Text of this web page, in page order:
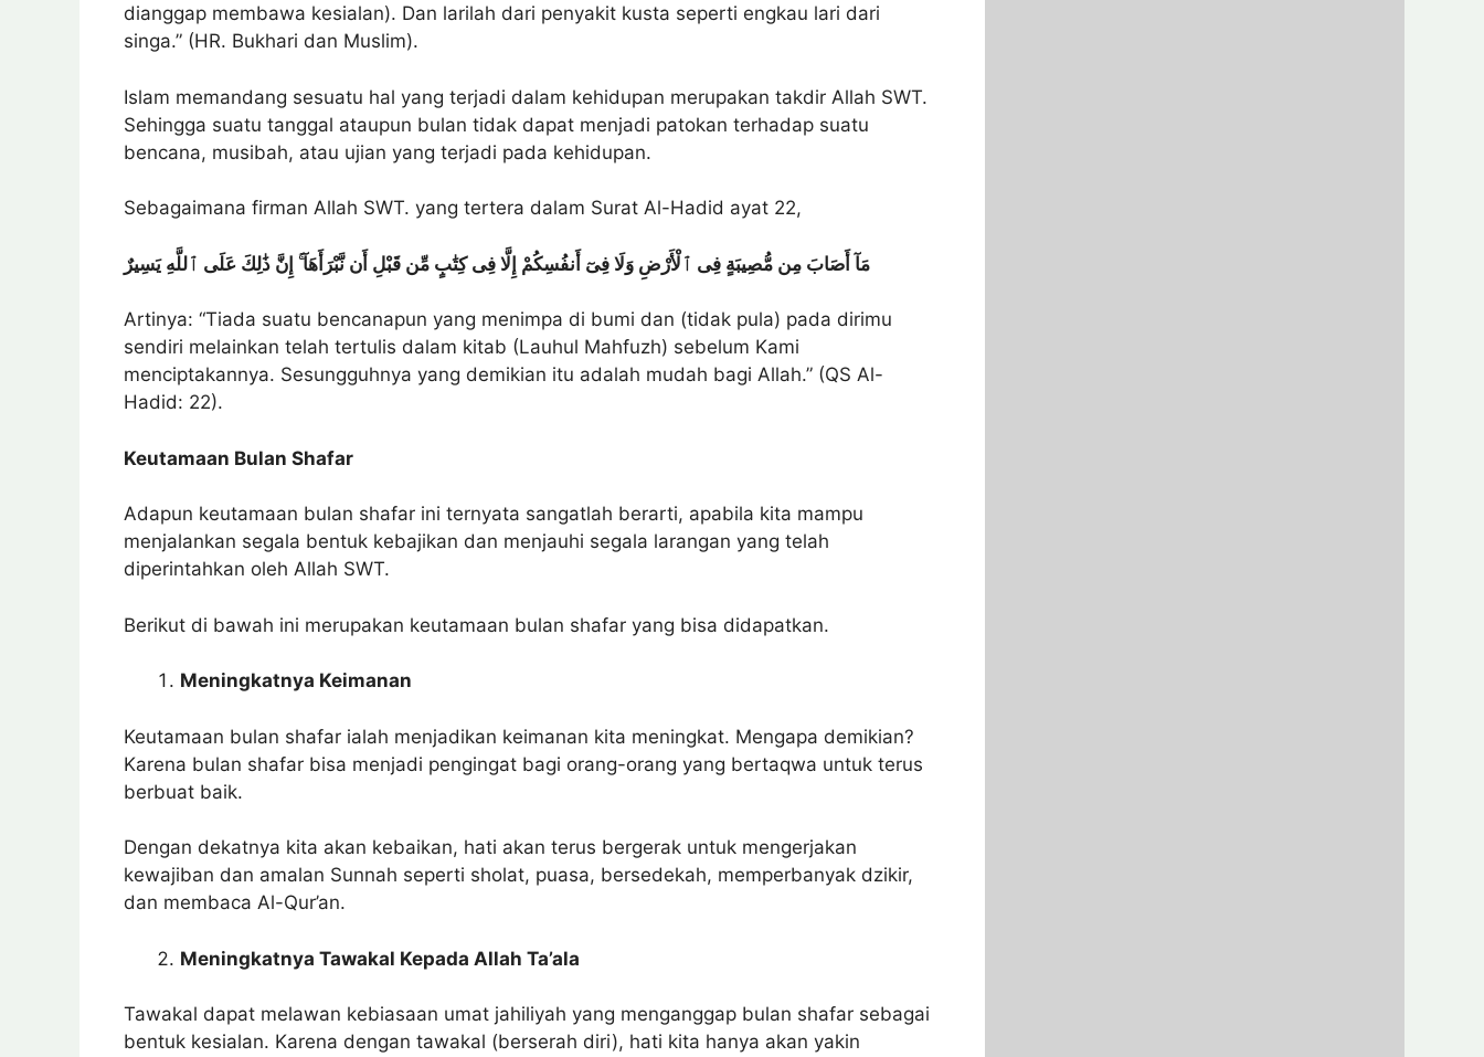
dianggap membawa kesialan). Dan larilah dari penyakit kusta seperti engkau lari dari
singa.” (HR. Bukhari dan Muslim).
Islam memandang sesuatu hal yang terjadi dalam kehidupan merupakan takdir Allah SWT.
Sehingga suatu tanggal ataupun bulan tidak dapat menjadi patokan terhadap suatu
bencana, musibah, atau ujian yang terjadi pada kehidupan.
Sebagaimana firman Allah SWT. yang tertera dalam Surat Al-Hadid ayat 22,
مَآ أَصَابَ مِن مُّصِيبَةٍ فِى ٱلْأَرْضِ وَلَا فِىٓ أَنفُسِكُمْ إِلَّا فِى كِتَٰبٍ مِّن قَبْلِ أَن نَّبْرَأَهَآ ۚ إِنَّ ذَٰلِكَ عَلَى ٱللَّهِ يَسِيرٌ
Artinya: “Tiada suatu bencanapun yang menimpa di bumi dan (tidak pula) pada dirimu
sendiri melainkan telah tertulis dalam kitab (Lauhul Mahfuzh) sebelum Kami
menciptakannya. Sesungguhnya yang demikian itu adalah mudah bagi Allah.” (QS Al-
Hadid: 22).
Keutamaan Bulan Shafar
Adapun keutamaan bulan shafar ini ternyata sangatlah berarti, apabila kita mampu
menjalankan segala bentuk kebajikan dan menjauhi segala larangan yang telah
diperintahkan oleh Allah SWT.
Berikut di bawah ini merupakan keutamaan bulan shafar yang bisa didapatkan.
Meningkatnya Keimanan
Keutamaan bulan shafar ialah menjadikan keimanan kita meningkat. Mengapa demikian?
Karena bulan shafar bisa menjadi pengingat bagi orang-orang yang bertaqwa untuk terus
berbuat baik.
Dengan dekatnya kita akan kebaikan, hati akan terus bergerak untuk mengerjakan
kewajiban dan amalan Sunnah seperti sholat, puasa, bersedekah, memperbanyak dzikir,
dan membaca Al-Qur’an.
Meningkatnya Tawakal Kepada Allah Ta’ala
Tawakal dapat melawan kebiasaan umat jahiliyah yang menganggap bulan shafar sebagai
bentuk kesialan. Karena dengan tawakal (berserah diri), hati kita hanya akan yakin